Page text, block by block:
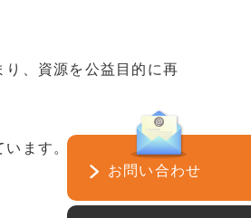
、資源を公益目的に再
います。例えば、相続財
お問い合わせ